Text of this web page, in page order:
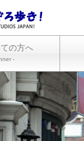
の方へ
-